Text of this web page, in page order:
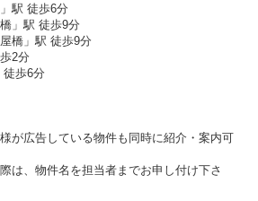
駅 徒歩6分
」駅 徒歩9分
橋」駅 徒歩9分
2分
歩6分
が広告している物件も同時に紹介・案内可
は、物件名を担当者までお申し付け下さ